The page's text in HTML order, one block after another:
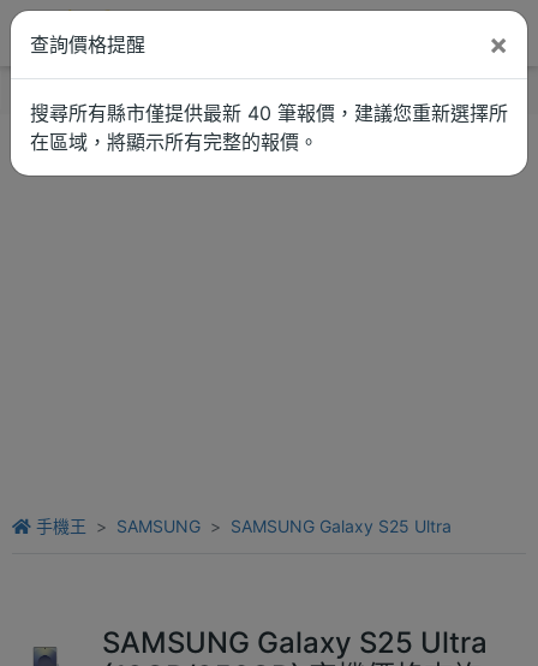
手機王 SAMSUNG SAMSUNG Galaxy S25 Ultra
SAMSUNG Galaxy S25 Ultra
查詢價格提醒 ×
搜尋所有縣市僅提供最新 40 筆報價，建議您重新選擇所
在區域，將顯示所有完整的報價。